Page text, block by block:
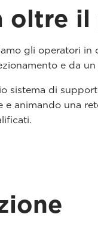
oltre
gli operatori in
e da
sistema di
animando una